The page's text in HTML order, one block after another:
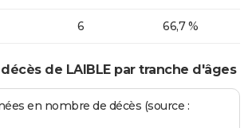
6 66,7 %
de LAIBLE par tranche d'âges
en nombre de décès (source :